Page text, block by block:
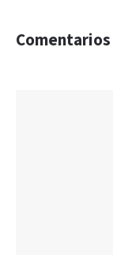
Comentarios